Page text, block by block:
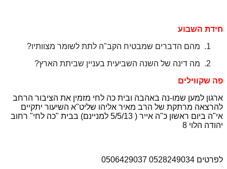
חידת השבוע
1.
מהם הדברים שמבטיח הקב"ה לתת לשומר מצוותיו?
2.
מה דינה של השנה השביעית בעניין שביתת הארץ?
פה שקווילים
ארגון למען שמו-נה באהבה ובית כה לחי מזמין את הציבור הרחב
להרצאה מרתקת של הרב מאיר אליהו שליט"א השיעור יתקיים
אי"ה ביום ראשון כ"ה אייר ( 5/5/13 למניינם) בבית "כה לחי" רחוב
יהודה הלוי 8
לפרטים 0528249034 0506429037